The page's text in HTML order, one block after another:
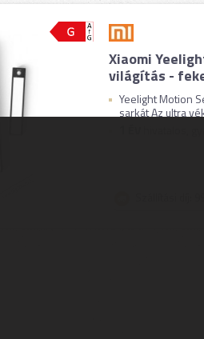
Xiaomi
világítás -
Yeelight Motion
sarkát Az ultra